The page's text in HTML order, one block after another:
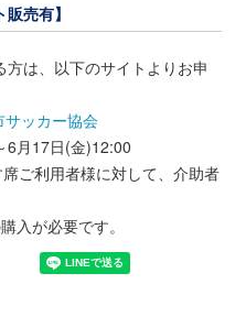
売有】
は、以下のサイトよりお申
サッカー協会
月17日(金)12:00
ご利用者様に対して、介助者
入が必要です。